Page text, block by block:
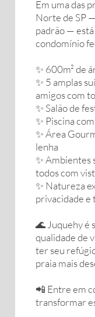
Em uma das
Norte de SP
padrão —
condomínio
✨ 600m² de
✨ 5 amplas
amigos com
✨ Salão de
✨ Piscina
✨ Área
lenha
✨ Ambientes
todos com
✨ Natureza
privacidade e
🌊 Juquehy é
qualidade de
ter seu
praia mais
📲 Entre em
transformar